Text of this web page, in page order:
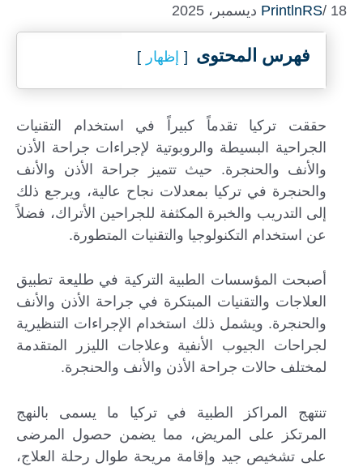
PrintlnRS/ 18 ديسمبر، 2025
فهرس المحتوى إظهار
حققت تركيا تقدماً كبيراً في استخدام التقنيات
الجراحية البسيطة والروبوتية لإجراءات جراحة الأذن
والأنف والحنجرة. حيث تتميز جراحة الأذن والأنف
والحنجرة في تركيا بمعدلات نجاح عالية، ويرجع ذلك
إلى التدريب والخبرة المكثفة للجراحين الأتراك، فضلاً
عن استخدام التكنولوجيا والتقنيات المتطورة.
أصبحت المؤسسات الطبية التركية في طليعة تطبيق
العلاجات والتقنيات المبتكرة في جراحة الأذن والأنف
والحنجرة. ويشمل ذلك استخدام الإجراءات التنظيرية
لجراحات الجيوب الأنفية وعلاجات الليزر المتقدمة
لمختلف حالات جراحة الأذن والأنف والحنجرة.
تنتهج المراكز الطبية في تركيا ما يسمى بالنهج
المرتكز على المريض، مما يضمن حصول المرضى
على تشخيص جيد وإقامة مريحة طوال رحلة العلاج،